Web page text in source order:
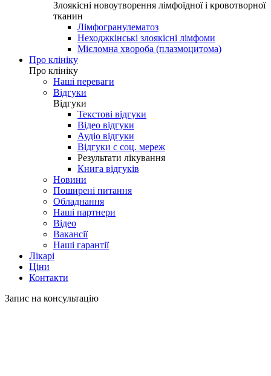
Злоякісні новоутворення лімфоїдної і кровотворної
тканин
Лімфогранулематоз
Неходжкінські злоякісні лімфоми
Мієломна хвороба (плазмоцитома)
Про клініку
Про клініку
Наші переваги
Відгуки
Відгуки
Текстові відгуки
Відео відгуки
Аудіо відгуки
Відгуки с соц. мереж
Результати лікування
Книга відгуків
Новини
Поширені питання
Обладнання
Наші партнери
Відео
Вакансії
Наші гарантії
Лікарі
Ціни
Контакти
Запис на консультацію